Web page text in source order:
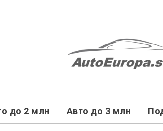
до 2 млн Авто до 3 млн